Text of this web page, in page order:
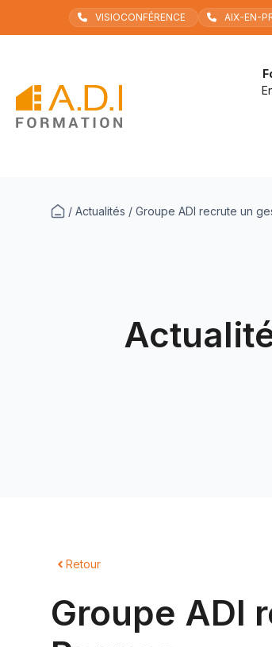
VISIOCONFÉRENCE AIX-EN-
/ Actualités / Groupe ADI recrute un
Retour
Groupe ADI